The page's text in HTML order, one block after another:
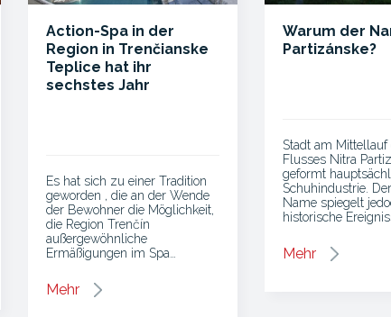
Action-Spa in der
Region in Trenčianske
Teplice hat ihr
sechstes Jahr
Es hat sich zu einer Tradition
geworden , die an der Wende
der Bewohner die Möglichkeit,
die Region Trenčín
außergewöhnliche
Ermäßigungen im Spa…
Mehr
Warum der
Partizánske?
Stadt am Mittellauf
Flusses Nitra
geformt
Schuhindustrie.
Name spiegelt
historische
Mehr